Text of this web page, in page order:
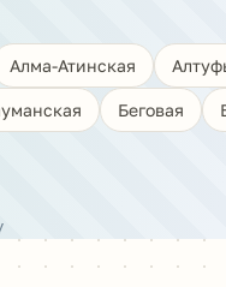
Алма-Атинская
Беговая